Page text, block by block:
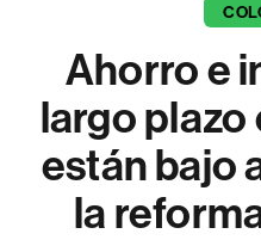
Ahorro e
largo plazo
están bajo
la